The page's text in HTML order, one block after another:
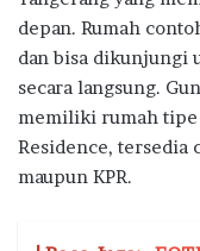
depan. Rumah
dan bisa dikunjungi
secara langsung.
memiliki rumah
Residence, tersedia
maupun KPR.